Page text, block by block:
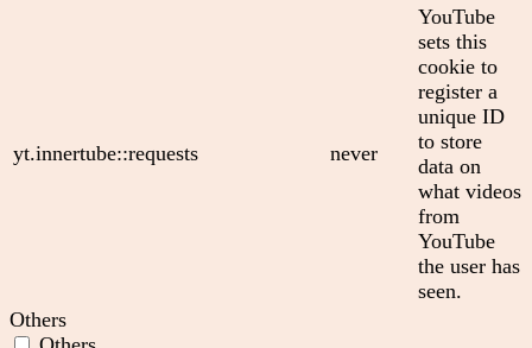
yt.innertube::requests never
YouTube
sets this
cookie to
register a
unique ID
to store
data on
what videos
from
YouTube
the user has
seen.
Others